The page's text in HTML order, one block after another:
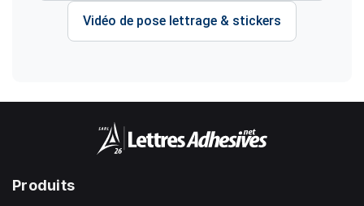
Vidéo de pose lettrage & stickers
Produits